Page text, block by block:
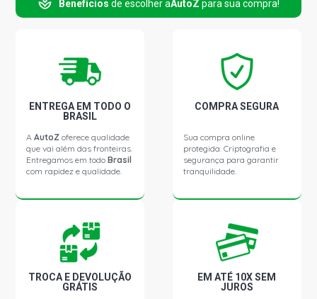
TIPO STD HATCH 2.0 16V 160E1011 GASOLINA (1995 -
UNO STD HATCH 1.4 8V TURBO GASOLINA (1995 - 1996)
Benefícios de escolher aAutoZ para sua compra!
ENTREGA EM TODO O
BRASIL
AAutoZ oferece qualidade
que vai além das fronteiras.
Entregamos em todoBrasil
com rapidez e qualidade.
COMPRA SEGURA
Sua compra online
protegida. Criptografia e
segurança para garantir
tranquilidade.
TROCA E DEVOLUÇÃO
GRÁTIS
EM ATÉ 10X SEM
JUROS